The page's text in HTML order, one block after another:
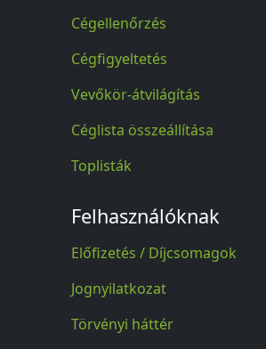
Cégellenőrzés
Cégfigyeltetés
Vevőkör-átvilágítás
Céglista összeállítása
Toplisták
Felhasználóknak
Előfizetés / Díjcsomagok
Jognyilatkozat
Törvényi háttér